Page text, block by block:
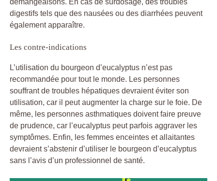
digestifs tels que des nausées ou des diarrhées peuvent
également apparaître.
Les contre-indications
L’utilisation du bourgeon d’eucalyptus n’est pas
recommandée pour tout le monde. Les personnes
souffrant de troubles hépatiques devraient éviter son
utilisation, car il peut augmenter la charge sur le foie. De
même, les personnes asthmatiques doivent faire preuve
de prudence, car l’eucalyptus peut parfois aggraver les
symptômes. Enfin, les femmes enceintes et allaitantes
devraient s’abstenir d’utiliser le bourgeon d’eucalyptus
sans l’avis d’un professionnel de santé.